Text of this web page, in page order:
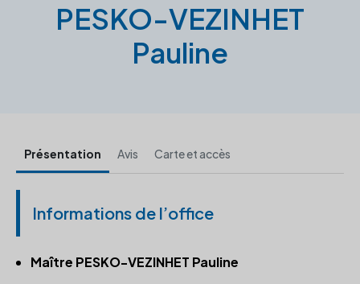
PESKO-VEZINHET
Pauline
Présentation Avis Carte et accès
Informations de l’office
Maître PESKO-VEZINHET Pauline